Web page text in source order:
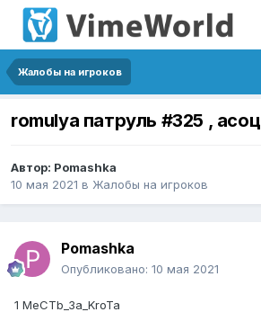
Жалобы на игроков
romulya патруль #325 , асоц
Автор: Pomashka
10 мая 2021 в Жалобы на игроков
Pomashka
Опубликовано: 10 мая 2021
1 MeCTb_3a_KroTa